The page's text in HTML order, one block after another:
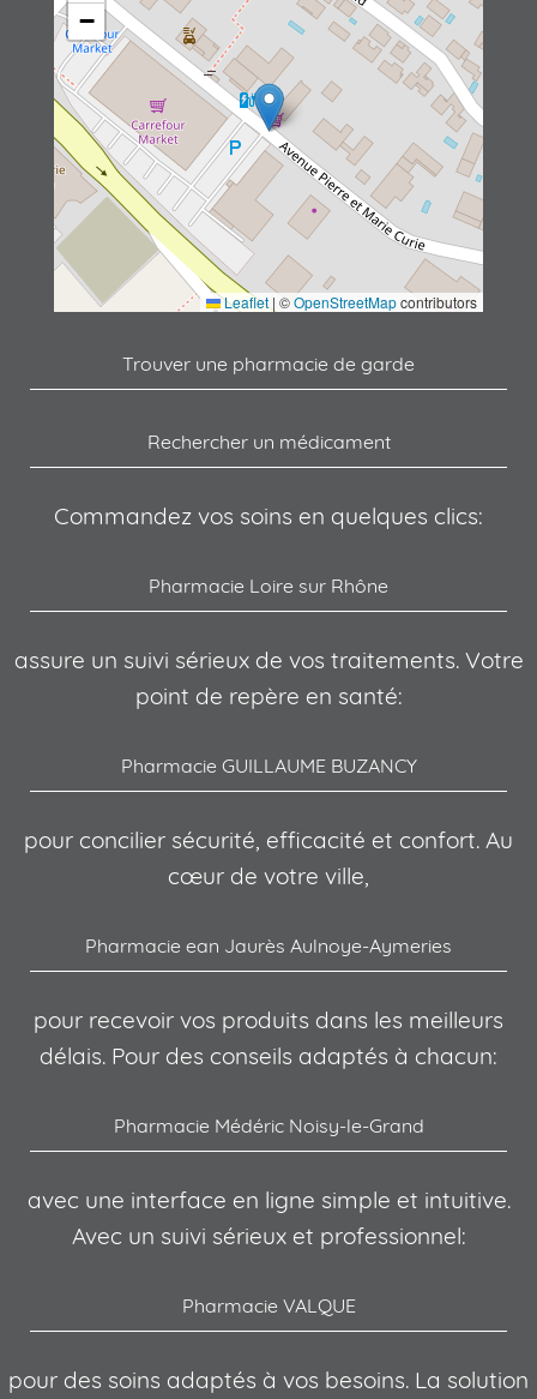
−
Leaflet | ©OpenStreetMapcontributors
Trouver une pharmacie de garde
Rechercher un médicament
Commandez vos soins en quelques clics:
Pharmacie Loire sur Rhône
assure un suivi sérieux de vos traitements. Votre
point de repère en santé:
Pharmacie GUILLAUME BUZANCY
pour concilier sécurité, efficacité et confort. Au
cœur de votre ville,
Pharmacie ean Jaurès Aulnoye-Aymeries
pour recevoir vos produits dans les meilleurs
délais. Pour des conseils adaptés à chacun:
Pharmacie Médéric Noisy-le-Grand
avec une interface en ligne simple et intuitive.
Avec un suivi sérieux et professionnel:
Pharmacie VALQUE
pour des soins adaptés à vos besoins. La solution